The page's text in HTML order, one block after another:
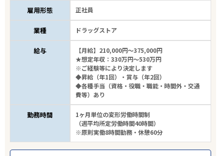
雇用形態 正社員
業種 ドラッグストア
給与
【月給】210,000円～375,000円
★想定年収：330万円～530万円
※ご経験等により決定します
◆昇給（年1回）・賞与（年2回）
◆各種手当（資格・役職・職能・時間外・交通
費等）あり
勤務時間
1ヶ月単位の変形労働時間制
（週平均所定労働時間40時間）
※原則実働8時間勤務・休憩60分